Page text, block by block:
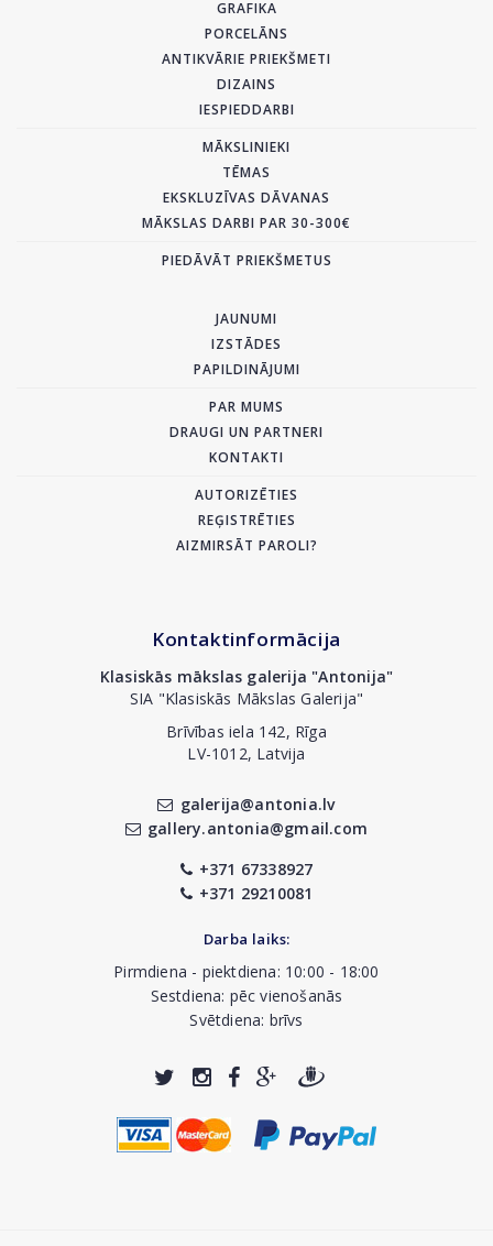
GRAFIKA
PORCELĀNS
ANTIKVĀRIE PRIEKŠMETI
DIZAINS
IESPIEDDARBI
MĀKSLINIEKI
TĒMAS
EKSKLUZĪVAS DĀVANAS
MĀKSLAS DARBI PAR 30-300€
PIEDĀVĀT PRIEKŠMETUS
JAUNUMI
IZSTĀDES
PAPILDINĀJUMI
PAR MUMS
DRAUGI UN PARTNERI
KONTAKTI
AUTORIZĒTIES
REĢISTRĒTIES
AIZMIRSĀT PAROLI?
Kontaktinformācija
Klasiskās mākslas galerija "Antonija"
SIA "Klasiskās Mākslas Galerija"
Brīvības iela 142, Rīga
LV-1012, Latvija
galerija@antonia.lv
gallery.antonia@gmail.com
+371 67338927
+371 29210081
Darba laiks:
Pirmdiena - piektdiena: 10:00 - 18:00
Sestdiena: pēc vienošanās
Svētdiena: brīvs